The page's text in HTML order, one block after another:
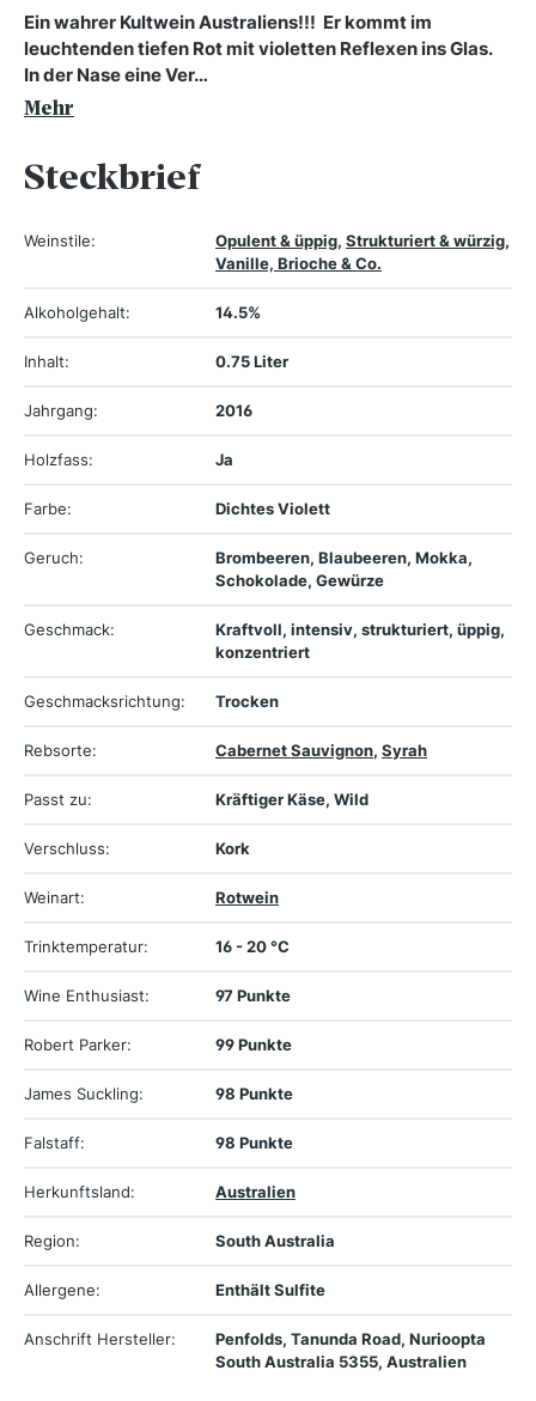
Ein wahrer Kultwein Australiens!!! Er kommt im
leuchtenden tiefen Rot mit violetten Reflexen ins Glas.
In der Nase eine Ver…
Mehr
Steckbrief
Weinstile: Opulent & üppig, Strukturiert & würzig,
Vanille, Brioche & Co.
Alkoholgehalt: 14.5%
Inhalt: 0.75 Liter
Jahrgang: 2016
Holzfass: Ja
Farbe: Dichtes Violett
Geruch:
Brombeeren, Blaubeeren, Mokka,
Schokolade, Gewürze
Geschmack:
Kraftvoll, intensiv, strukturiert, üppig,
konzentriert
Geschmacksrichtung: Trocken
Rebsorte: Cabernet Sauvignon, Syrah
Passt zu: Kräftiger Käse, Wild
Verschluss: Kork
Weinart: Rotwein
Trinktemperatur: 16 - 20 °C
Wine Enthusiast: 97 Punkte
Robert Parker: 99 Punkte
James Suckling: 98 Punkte
Falstaff: 98 Punkte
Herkunftsland: Australien
Region: South Australia
Allergene: Enthält Sulfite
Anschrift Hersteller:
Penfolds, Tanunda Road, Nurioopta
South Australia 5355, Australien